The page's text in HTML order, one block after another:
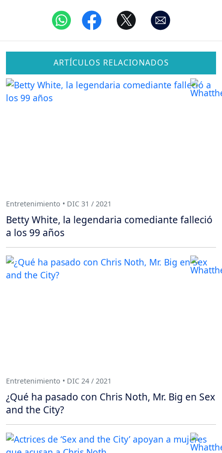
ARTÍCULOS RELACIONADOS
Entretenimiento • DIC 31 / 2021
Betty White, la legendaria comediante falleció
a los 99 años
Entretenimiento • DIC 24 / 2021
¿Qué ha pasado con Chris Noth, Mr. Big en Sex
and the City?